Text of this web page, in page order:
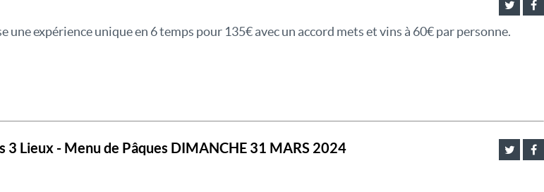
expérience unique en 6 temps pour 135€ avec un accord mets et vins à 60€ par personne.
3 Lieux - Menu de Pâques DIMANCHE 31 MARS 2024